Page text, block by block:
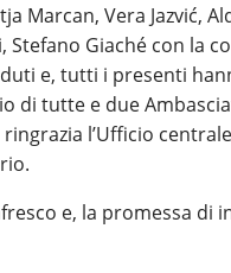
Marcan, Vera Jazvić,
Stefano Giaché con la
e, tutti i presenti
tutte e due
l’Ufficio
e, la promessa di